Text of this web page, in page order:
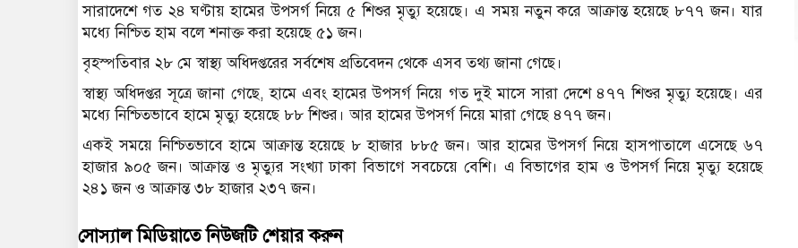
সারাদেশে গত ২৪ ঘণ্টায় হামের উপসর্গ নিয়ে ৫ শিশুর মৃত্যু হয়েছে। এ সময় নতুন করে আক্রান্ত হয়েছে ৮৭৭ জন। যার
মধ্যে নিশ্চিত হাম বলে শনাক্ত করা হয়েছে ৫১ জন।
বৃহস্পতিবার ২৮ মে স্বাস্থ্য অধিদপ্তরের সর্বশেষ প্রতিবেদন থেকে এসব তথ্য জানা গেছে।
স্বাস্থ্য অধিদপ্তর সূত্রে জানা গেছে, হামে এবং হামের উপসর্গ নিয়ে গত দুই মাসে সারা দেশে ৪৭৭ শিশুর মৃত্যু হয়েছে। এর
মধ্যে নিশ্চিতভাবে হামে মৃত্যু হয়েছে ৮৮ শিশুর। আর হামের উপসর্গ নিয়ে মারা গেছে ৪৭৭ জন।
একই সময়ে নিশ্চিতভাবে হামে আক্রান্ত হয়েছে ৮ হাজার ৮৮৫ জন। আর হামের উপসর্গ নিয়ে হাসপাতালে এসেছে ৬৭
হাজার ৯০৫ জন। আক্রান্ত ও মৃত্যুর সংখ্যা ঢাকা বিভাগে সবচেয়ে বেশি। এ বিভাগের হাম ও উপসর্গ নিয়ে মৃত্যু হয়েছে
২৪১ জন ও আক্রান্ত ৩৮ হাজার ২৩৭ জন।
সোস্যাল মিডিয়াতে নিউজটি শেয়ার করুন